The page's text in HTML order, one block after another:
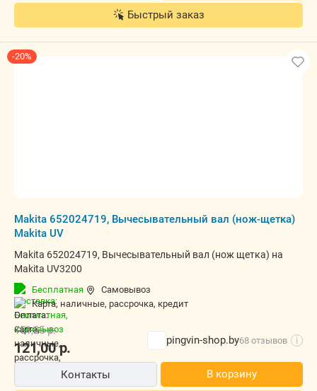
Быстрый заказ
-20%
Makita 652024719, Вычесывательный вал (нож-щетка)
Makita UV
Makita 652024719, Вычесывательный вал (нож щетка) на
Makita UV3200
Бесплатная
Самовывоз
карта, наличные, рассрочка, кредит
121,00р.
151,25р.
pingvin-shop.by68 отзывов i
Контакты В корзину